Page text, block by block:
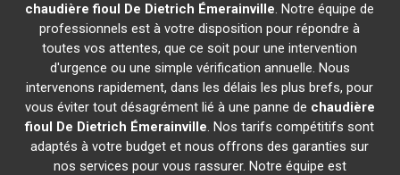
chaudière fioul De Dietrich Émerainville. Notre équipe de
professionnels est à votre disposition pour répondre à
toutes vos attentes, que ce soit pour une intervention
d'urgence ou une simple vérification annuelle. Nous
intervenons rapidement, dans les délais les plus brefs, pour
vous éviter tout désagrément lié à une panne de chaudière
fioul De Dietrich Émerainville. Nos tarifs compétitifs sont
adaptés à votre budget et nous offrons des garanties sur
nos services pour vous rassurer. Notre équipe est